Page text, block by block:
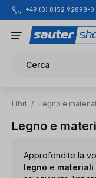
Passa al contenuto
+49 (0) 8152 92898-0
Cerca
Libri / Legno e
Legno e
Approfondite la
legno e materiali